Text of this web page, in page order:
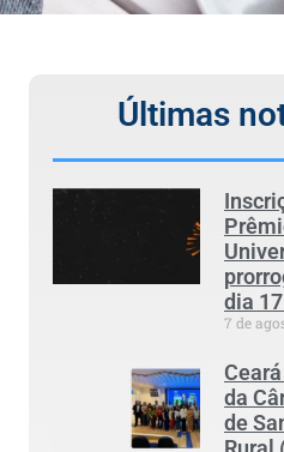
Últimas
dia
7 de
da
de